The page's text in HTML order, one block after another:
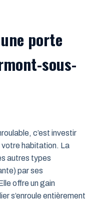
porte
sous-
c’est investir
habitation. La
autres types
par ses
offre un gain
s’enroule entièrement